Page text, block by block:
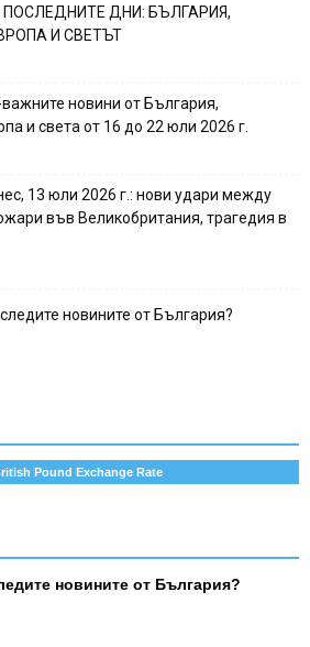
ДНИ: БЪЛГАРИЯ,
И СВЕТЪТ
новини от България,
и света от 16 до 22 юли 2026 г.
13 юли 2026 г.: нови удари между
във Великобритания, трагедия в
новините от България?
Pound Exchange Rate
новините от България?